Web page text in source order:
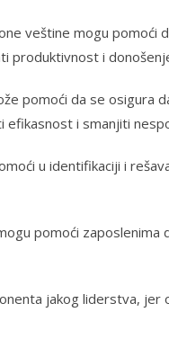
veštine mogu pomoći
produktivnost i
pomoći da se osigura
efikasnost i smanjiti
u identifikaciji i
pomoći zaposlenima
jakog liderstva, jer